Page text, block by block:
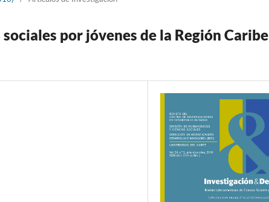
por jóvenes de la Región Caribe